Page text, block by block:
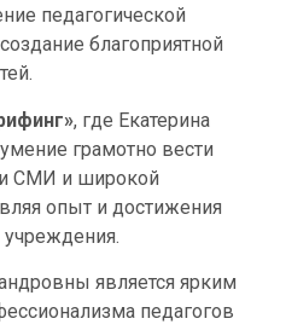
педагогической
благоприятной
, где Екатерина
грамотно вести
СМИ и широкой
опыт и достижения
учреждения.
является ярким
педагогов